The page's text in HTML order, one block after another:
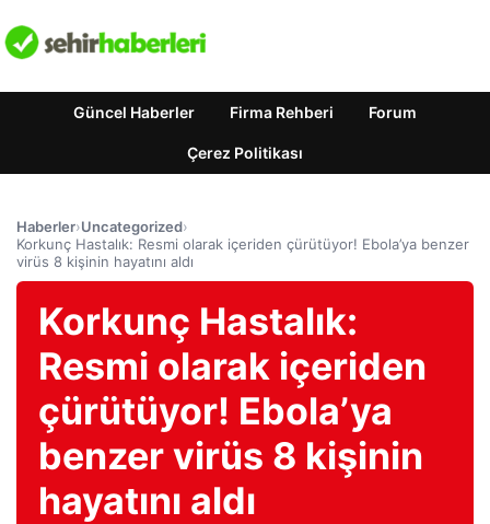
Güncel Haberler Firma Rehberi Forum
Çerez Politikası
Haberler›Uncategorized›
Korkunç Hastalık: Resmi olarak içeriden çürütüyor! Ebola’ya benzer
virüs 8 kişinin hayatını aldı
Korkunç Hastalık:
Resmi olarak içeriden
çürütüyor! Ebola’ya
benzer virüs 8 kişinin
hayatını aldı